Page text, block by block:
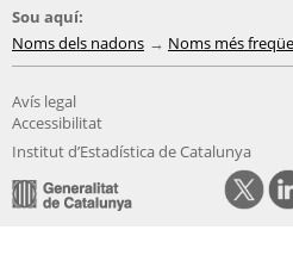
Sou aquí:
Noms dels nadons
Noms més
Avís legal
Accessibilitat
Institut d’Estadística de Catalunya